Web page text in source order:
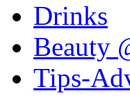
Drinks
Beauty
Tips-